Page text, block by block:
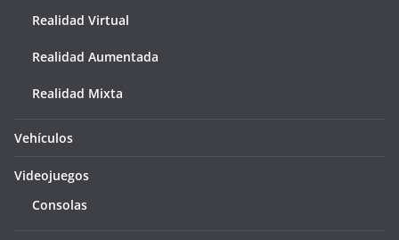
Realidad Virtual
Realidad Aumentada
Realidad Mixta
Vehículos
Videojuegos
Consolas